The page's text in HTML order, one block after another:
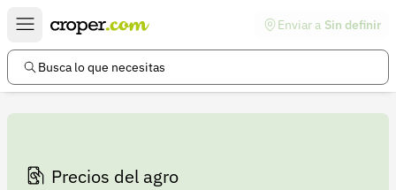
Enviar a Sin definir
Busca lo que necesitas
Precios del agro
Enlaces de interés
Preguntas frecuentes
Información legal